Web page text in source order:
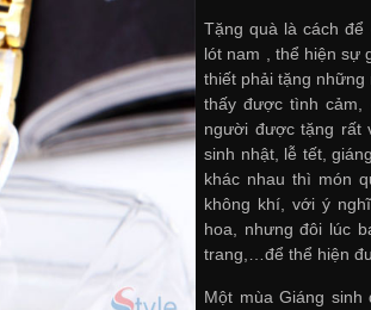
Tặng quà là cách
lót nam , thể hiện sự
thiết phải tặng
thấy được tình cảm,
người được tặng rất
sinh nhật, lễ tết,
khác nhau thì món
không khí, với ý
hoa, nhưng đôi lúc
trang,…để thể hiện
Một mùa Giáng